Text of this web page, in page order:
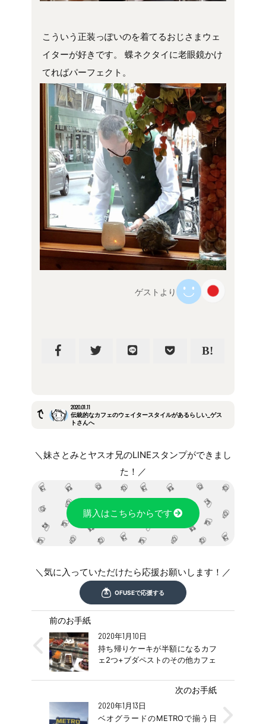
こういう正装っぽいのを着てるおじさまウェ
イターが好きです。 蝶ネクタイに老眼鏡かけ
てればパーフェクト。
ゲストより
2020.01.11
伝統的なカフェのウェイタースタイルがあるらしい_ゲス
トさんへ
＼妹さとみとヤスオ兄のLINEスタンプができまし
た！／
購入はこちらからです
＼気に入っていただけたら応援お願いします！／
前のお手紙
2020年1月10日
持ち帰りケーキが半額になるカフ
ェ2つ+ブダペストのその他カフェ
次のお手紙
2020年1月13日
ベオグラードのMETROで揃う日